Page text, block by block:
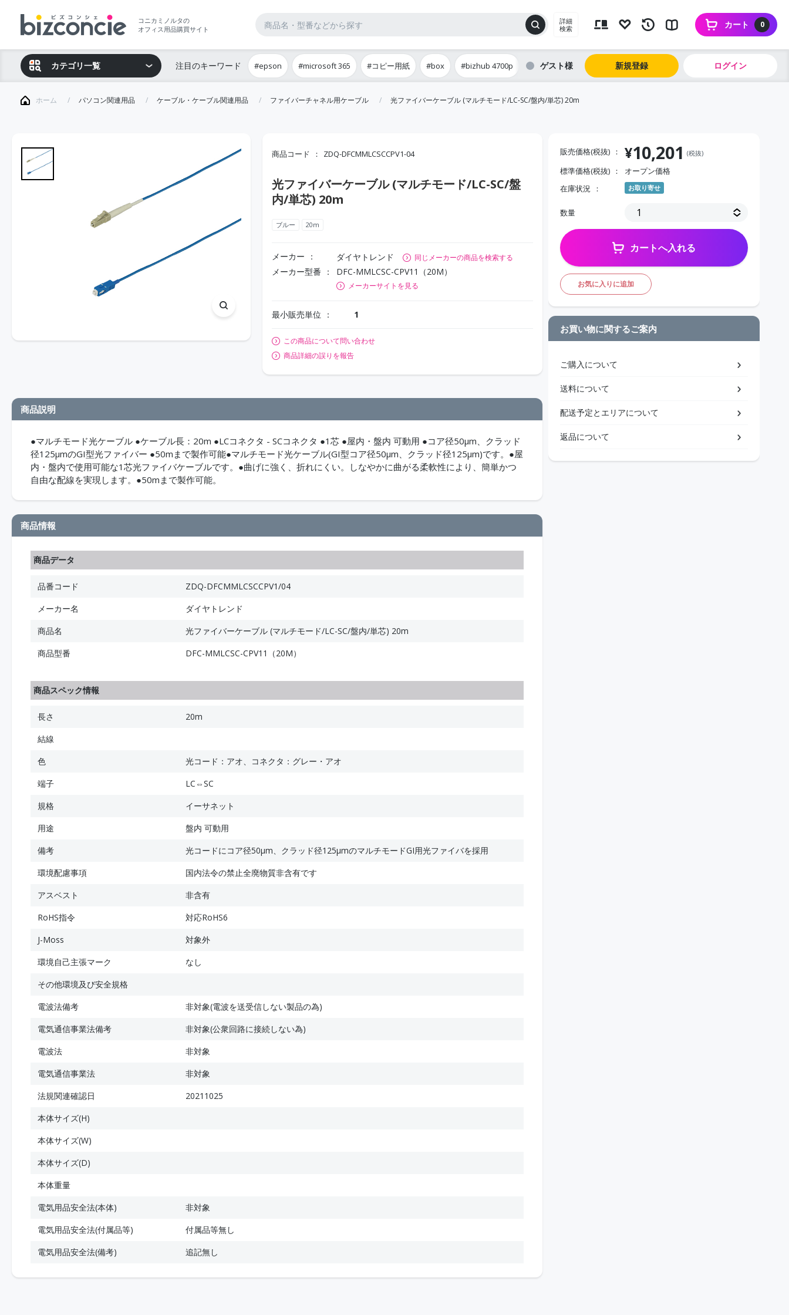
コニカミノルタの
オフィス用品購買サイト
詳細
検索
0
カート
カテゴリ一覧 注目のキーワード #epson #microsoft 365 #コピー用紙 #box #bizhub 4700p ゲスト 新規登録 ログイン
ホーム パソコン関連用品 ケーブル・ケーブル関連用品 ファイバーチャネル用ケーブル 光ファイバーケーブル (マルチモード/LC-SC/盤内/単芯) 20m
商品コード ZDQ-DFCMMLCSCCPV1-04
光ファイバーケーブル (マルチモード/LC-SC/盤
内/単芯) 20m
ブルー 20m
メーカー ダイヤトレンド 同じメーカーの商品を検索する
メーカー型番 DFC-MMLCSC-CPV11（20M）
メーカーサイトを見る
最小販売単位 1
この商品について問い合わせ
商品詳細の誤りを報告
商品説明
●マルチモード光ケーブル ●ケーブル長：20m ●LCコネクタ - SCコネクタ ●1芯 ●屋内・盤内 可動用 ●コア径50μm、クラッド
径125μmのGI型光ファイバー ●50mまで製作可能●マルチモード光ケーブル(GI型コア径50μm、クラッド径125μm)です。●屋
内・盤内で使用可能な1芯光ファイバケーブルです。●曲げに強く、折れにくい。しなやかに曲がる柔軟性により、簡単かつ
自由な配線を実現します。●50mまで製作可能。
商品情報
商品データ
品番コード
ZDQ-DFCMMLCSCCPV1/04
メーカー名
ダイヤトレンド
商品名
光ファイバーケーブル (マルチモード/LC-SC/盤内/単芯) 20m
商品型番
DFC-MMLCSC-CPV11（20M）
商品スペック情報
長さ
20m
結線
色
光コード：アオ、コネクタ：グレー・アオ
端子
LC⇔SC
規格
イーサネット
用途
盤内 可動用
備考
光コードにコア径50μm、クラッド径125μmのマルチモードGI用光ファイバを採用
環境配慮事項
国内法令の禁止全廃物質非含有です
アスベスト
非含有
RoHS指令
対応RoHS6
J-Moss
対象外
環境自己主張マーク
なし
その他環境及び安全規格
電波法備考
非対象(電波を送受信しない製品の為)
電気通信事業法備考
非対象(公衆回路に接続しない為)
電波法
非対象
電気通信事業法
非対象
法規関連確認日
20211025
本体サイズ(H)
本体サイズ(W)
本体サイズ(D)
本体重量
電気用品安全法(本体)
非対象
電気用品安全法(付属品等)
付属品等無し
電気用品安全法(備考)
追記無し
販売価格(税抜) ¥10,201 (税抜)
標準価格(税抜)
オープン価格
在庫状況
お取り寄せ
数量
カートへ入れる
お気に入りに追加
お買い物に関するご案内
ご購入について
送料について
配送予定とエリアについて
返品について